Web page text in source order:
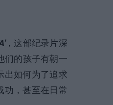
，这部纪录片深
们的孩子有朝一
出如何为了追求
功，甚至在日常